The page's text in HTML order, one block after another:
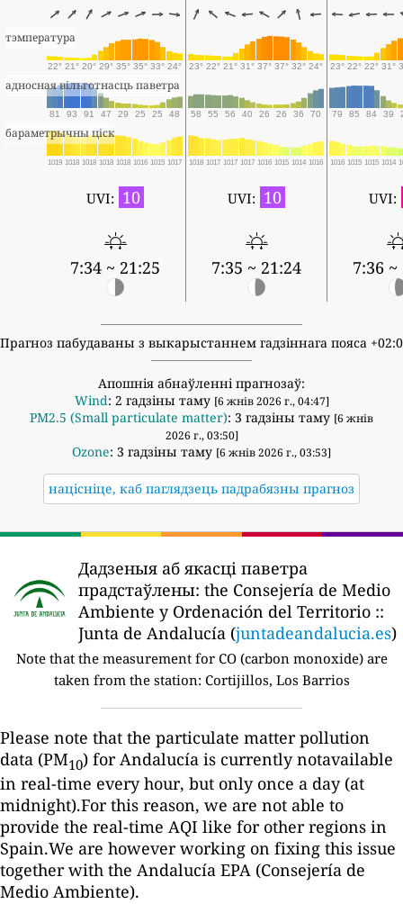
тэмпература
22° 21° 20° 29° 35° 35° 33° 24° 23° 22° 21° 31° 37° 37° 32° 24° 23° 22° 22° 31°
адносная вільготнасць паветра
81 93 91 47 29 25 25 48 58 55 56 40 26 26 36 70 79 85 84 39
бараметрычны ціск
1019 1018 1018 1018 1018 1016 1015 1017 1018 1017 1017 1017 1016 1015 1014 1016 1016 1015 1015 1014
UVI: 10
7:34 ~ 21:25
UVI: 10
7:35 ~ 21:24
UVI:
7:36 ~
Прагноз пабудаваны з выкарыстаннем гадзіннага пояса
Апошнія абнаўленні прагнозаў:
Wind: 2 гадзіны таму [6 жнів 2026 г., 04:47]
PM2.5 (Small particulate matter): 3 гадзіны таму [6 жнів
2026 г., 03:50]
Ozone: 3 гадзіны таму [6 жнів 2026 г., 03:53]
націсніце, каб паглядзець падрабязны прагноз
Дадзеныя аб якасці паветра
прадстаўлены: the Consejería de Medio
Ambiente y Ordenación del Territorio ::
Junta de Andalucía (juntadeandalucia.es)
Note that the measurement for CO (carbon monoxide) are
taken from the station: Cortijillos, Los Barrios
Please note that the particulate matter pollution
data (PM10) for Andalucía is currently notavailable
in real-time every hour, but only once a day (at
midnight).For this reason, we are not able to
provide the real-time AQI like for other regions in
Spain.We are however working on fixing this issue
together with the Andalucía EPA (Consejería de
Medio Ambiente).